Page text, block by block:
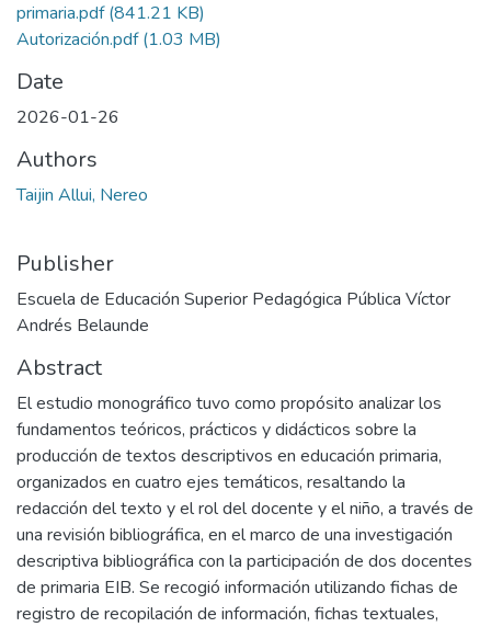
primaria.pdf(841.21 KB)
Autorización.pdf(1.03 MB)
Date
2026-01-26
Authors
Taijin Allui, Nereo
Publisher
Escuela de Educación Superior Pedagógica Pública Víctor
Andrés Belaunde
Abstract
El estudio monográfico tuvo como propósito analizar los
fundamentos teóricos, prácticos y didácticos sobre la
producción de textos descriptivos en educación primaria,
organizados en cuatro ejes temáticos, resaltando la
redacción del texto y el rol del docente y el niño, a través de
una revisión bibliográfica, en el marco de una investigación
descriptiva bibliográfica con la participación de dos docentes
de primaria EIB. Se recogió información utilizando fichas de
registro de recopilación de información, fichas textuales,